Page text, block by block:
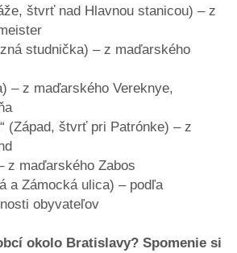
štvrť nad Hlavnou stanicou) – z
studnička) – z maďarského
– z maďarského Vereknye,
(Západ, štvrť pri Patrónke) – z
z maďarského Zabos
a Zámocká ulica) – podľa
obyvateľov
okolo Bratislavy? Spomenie si